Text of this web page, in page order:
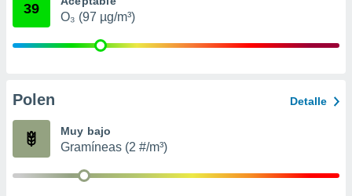
publicidad
de
39
O₃ (97 µg/m³)
Polen Detalle
Muy bajo
Gramíneas (2 #/m³)